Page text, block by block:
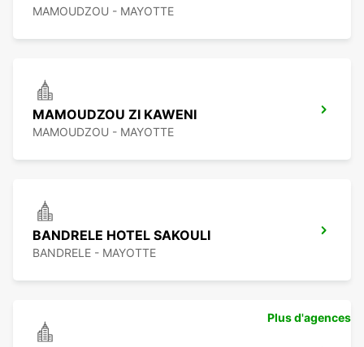
MAMOUDZOU - MAYOTTE
MAMOUDZOU ZI KAWENI
MAMOUDZOU - MAYOTTE
BANDRELE HOTEL SAKOULI
BANDRELE - MAYOTTE
Plus d'agences